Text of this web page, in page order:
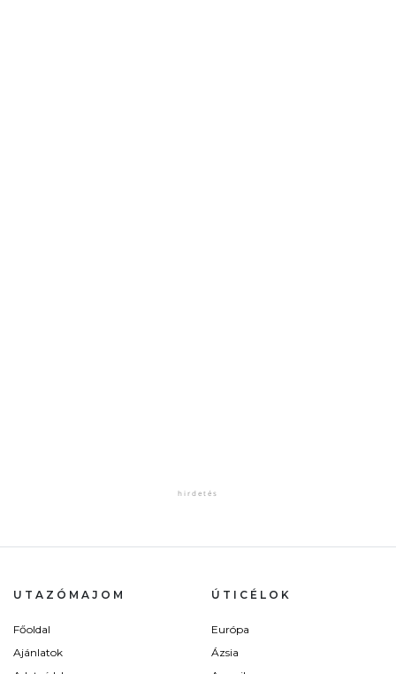
UTAZÓMAJOM
Főoldal
Ajánlatok
ÚTICÉLOK
Európa
Ázsia